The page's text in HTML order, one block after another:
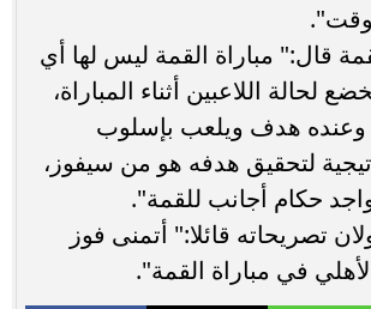
قال:" مباراة القمة ليس لها أي
لحالة اللاعبين أثناء المباراة،
وعنده هدف ويلعب بإسلوب
لتحقيق هدفه هو من سيفوز،
حكام أجانب للقمة".
تصريحاته قائلا:" أتمنى فوز
في مباراة القمة".